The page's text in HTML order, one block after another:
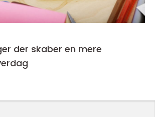
der skaber en mere